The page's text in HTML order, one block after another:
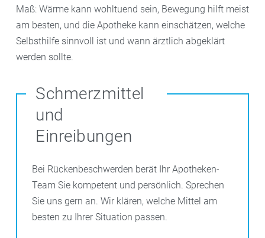
Maß: Wärme kann wohltuend sein, Bewegung hilft meist
am besten, und die Apotheke kann einschätzen, welche
Selbsthilfe sinnvoll ist und wann ärztlich abgeklärt
werden sollte.
Schmerzmittel
und
Einreibungen
Bei Rückenbeschwerden berät Ihr Apotheken-
Team Sie kompetent und persönlich. Sprechen
Sie uns gern an. Wir klären, welche Mittel am
besten zu Ihrer Situation passen.